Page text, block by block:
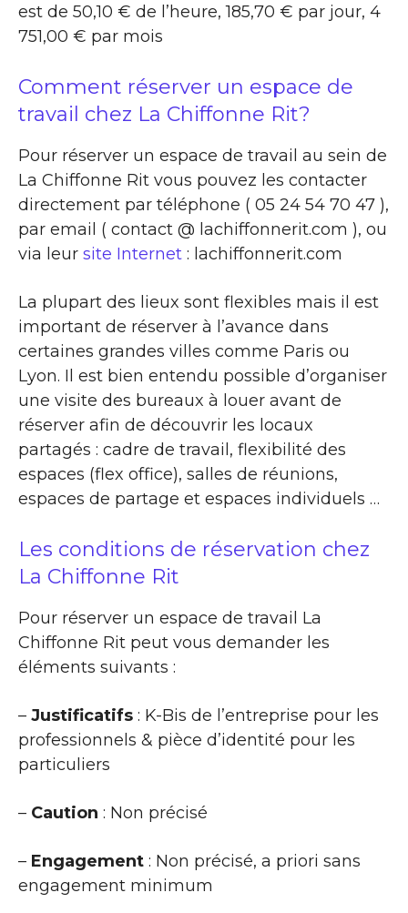
est de 50,10 € de l’heure, 185,70 € par jour, 4
751,00 € par mois
Comment réserver un espace de
travail chez La Chiffonne Rit?
Pour réserver un espace de travail au sein de
La Chiffonne Rit vous pouvez les contacter
directement par téléphone ( 05 24 54 70 47 ),
par email ( contact @ lachiffonnerit.com ), ou
via leur site Internet : lachiffonnerit.com
La plupart des lieux sont flexibles mais il est
important de réserver à l’avance dans
certaines grandes villes comme Paris ou
Lyon. Il est bien entendu possible d’organiser
une visite des bureaux à louer avant de
réserver afin de découvrir les locaux
partagés : cadre de travail, flexibilité des
espaces (flex office), salles de réunions,
espaces de partage et espaces individuels …
Les conditions de réservation chez
La Chiffonne Rit
Pour réserver un espace de travail La
Chiffonne Rit peut vous demander les
éléments suivants :
– Justificatifs : K-Bis de l’entreprise pour les
professionnels & pièce d’identité pour les
particuliers
– Caution : Non précisé
– Engagement : Non précisé, a priori sans
engagement minimum